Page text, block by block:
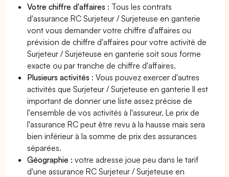
Votre chiffre d'affaires : Tous les contrats
d'assurance RC Surjeteur / Surjeteuse en ganterie
vont vous demander votre chiffre d'affaires ou
prévision de chiffre d'affaires pour votre activité de
Surjeteur / Surjeteuse en ganterie soit sous forme
exacte ou par tranche de chiffre d'affaires.
Plusieurs activités : Vous pouvez exercer d'autres
activités que Surjeteur / Surjeteuse en ganterie Il est
important de donner une liste assez précise de
l'ensemble de vos activités à l'assureur. Le prix de
l'assurance RC peut être revu à la hausse mais sera
bien inférieur à la somme de prix des assurances
séparées.
Géographie :votre adresse joue peu dans le tarif
d'une assurance RC Surjeteur / Surjeteuse en